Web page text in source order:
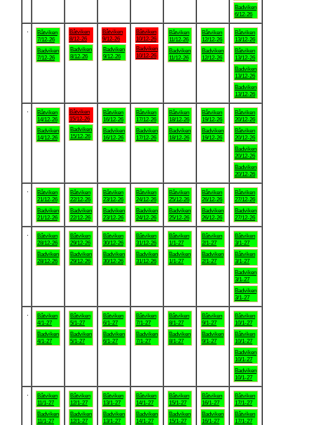
Badviken
6/12-26
Båtviken
7/12-26
Badviken
7/12-26
Båtviken
8/12-26
Badviken
8/12-26
Båtviken
9/12-26
Badviken
9/12-26
Båtviken
10/12-26
Badviken
10/12-26
Båtviken
11/12-26
Badviken
11/12-26
Båtviken
12/12-26
Badviken
12/12-26
Båtviken
13/12-26
Båtviken
13/12-26
Badviken
13/12-26
Badviken
13/12-26
Båtviken
14/12-26
Badviken
14/12-26
Båtviken
15/12-26
Badviken
15/12-26
Båtviken
16/12-26
Badviken
16/12-26
Båtviken
17/12-26
Badviken
17/12-26
Båtviken
18/12-26
Badviken
18/12-26
Båtviken
19/12-26
Badviken
19/12-26
Båtviken
20/12-26
Båtviken
20/12-26
Badviken
20/12-26
Badviken
20/12-26
Båtviken
21/12-26
Badviken
21/12-26
Båtviken
22/12-26
Badviken
22/12-26
Båtviken
23/12-26
Badviken
23/12-26
Båtviken
24/12-26
Badviken
24/12-26
Båtviken
25/12-26
Badviken
25/12-26
Båtviken
26/12-26
Badviken
26/12-26
Båtviken
27/12-26
Badviken
27/12-26
Båtviken
28/12-26
Badviken
28/12-26
Båtviken
29/12-26
Badviken
29/12-26
Båtviken
30/12-26
Badviken
30/12-26
Båtviken
31/12-26
Badviken
31/12-26
Båtviken
1/1-27
Badviken
1/1-27
Båtviken
2/1-27
Badviken
2/1-27
Båtviken
3/1-27
Båtviken
3/1-27
Badviken
3/1-27
Badviken
3/1-27
Båtviken
4/1-27
Badviken
4/1-27
Båtviken
5/1-27
Badviken
5/1-27
Båtviken
6/1-27
Badviken
6/1-27
Båtviken
7/1-27
Badviken
7/1-27
Båtviken
8/1-27
Badviken
8/1-27
Båtviken
9/1-27
Badviken
9/1-27
Båtviken
10/1-27
Båtviken
10/1-27
Badviken
10/1-27
Badviken
10/1-27
Båtviken
11/1-27
Badviken
11/1-27
Båtviken
12/1-27
Badviken
12/1-27
Båtviken
13/1-27
Badviken
13/1-27
Båtviken
14/1-27
Badviken
14/1-27
Båtviken
15/1-27
Badviken
15/1-27
Båtviken
16/1-27
Badviken
16/1-27
Båtviken
17/1-27
Båtviken
17/1-27